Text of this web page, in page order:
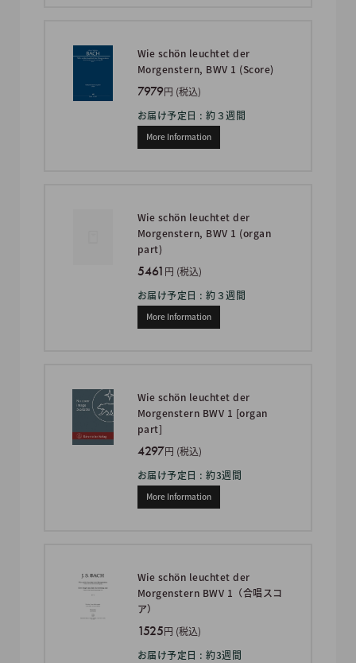
Wie schön leuchtet der
Morgenstern, BWV 1 (Score)
7979円 (税込)
お届け予定日 : 約３週間
More Information
Wie schön leuchtet der
Morgenstern, BWV 1 (organ
part)
5461 円 (税込)
お届け予定日 : 約３週間
More Information
Wie schön leuchtet der
Morgenstern BWV 1 [organ
part]
4297円 (税込)
お届け予定日 : 約3週間
More Information
Wie schön leuchtet der
Morgenstern BWV 1（合唱スコ
ア）
1525円 (税込)
お届け予定日 : 約3週間